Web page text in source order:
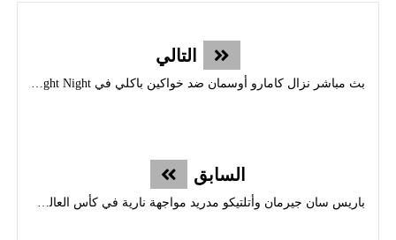
التالي
بث مباشر نزال كامارو أوسمان ضد خواكين باكلي في UFC Fight Night
السابق
باريس سان جيرمان وأتلتيكو مدريد مواجهة نارية في كأس العالم للأندية 2025